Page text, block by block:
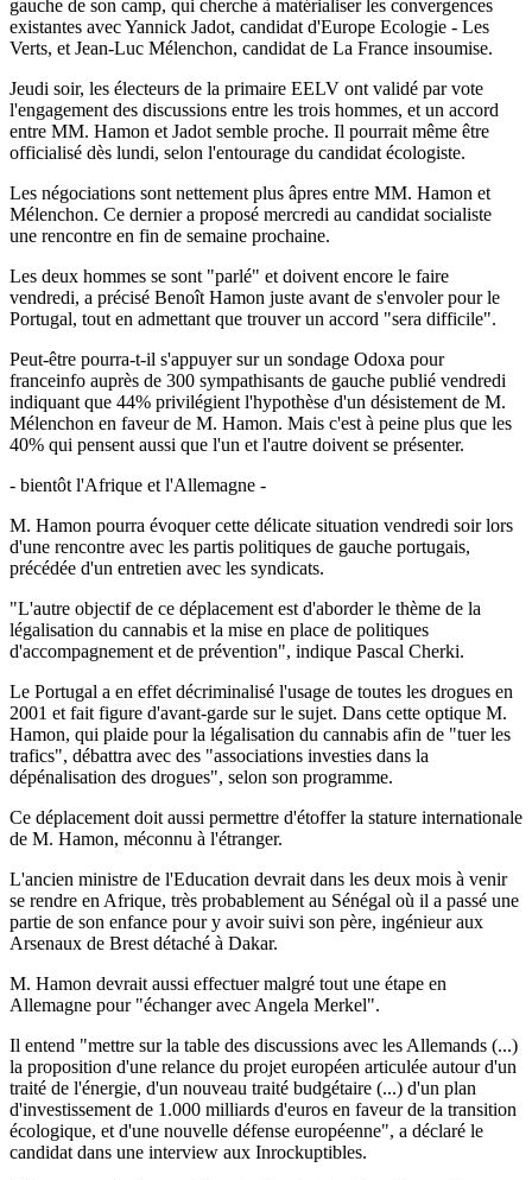
gauche de son camp, qui cherche à matérialiser les convergences
existantes avec Yannick Jadot, candidat d'Europe Ecologie - Les
Verts, et Jean-Luc Mélenchon, candidat de La France insoumise.
Jeudi soir, les électeurs de la primaire EELV ont validé par vote
l'engagement des discussions entre les trois hommes, et un accord
entre MM. Hamon et Jadot semble proche. Il pourrait même être
officialisé dès lundi, selon l'entourage du candidat écologiste.
Les négociations sont nettement plus âpres entre MM. Hamon et
Mélenchon. Ce dernier a proposé mercredi au candidat socialiste
une rencontre en fin de semaine prochaine.
Les deux hommes se sont "parlé" et doivent encore le faire
vendredi, a précisé Benoît Hamon juste avant de s'envoler pour le
Portugal, tout en admettant que trouver un accord "sera difficile".
Peut-être pourra-t-il s'appuyer sur un sondage Odoxa pour
franceinfo auprès de 300 sympathisants de gauche publié vendredi
indiquant que 44% privilégient l'hypothèse d'un désistement de M.
Mélenchon en faveur de M. Hamon. Mais c'est à peine plus que les
40% qui pensent aussi que l'un et l'autre doivent se présenter.
- bientôt l'Afrique et l'Allemagne -
M. Hamon pourra évoquer cette délicate situation vendredi soir lors
d'une rencontre avec les partis politiques de gauche portugais,
précédée d'un entretien avec les syndicats.
"L'autre objectif de ce déplacement est d'aborder le thème de la
légalisation du cannabis et la mise en place de politiques
d'accompagnement et de prévention", indique Pascal Cherki.
Le Portugal a en effet décriminalisé l'usage de toutes les drogues en
2001 et fait figure d'avant-garde sur le sujet. Dans cette optique M.
Hamon, qui plaide pour la légalisation du cannabis afin de "tuer les
trafics", débattra avec des "associations investies dans la
dépénalisation des drogues", selon son programme.
Ce déplacement doit aussi permettre d'étoffer la stature internationale
de M. Hamon, méconnu à l'étranger.
L'ancien ministre de l'Education devrait dans les deux mois à venir
se rendre en Afrique, très probablement au Sénégal où il a passé une
partie de son enfance pour y avoir suivi son père, ingénieur aux
Arsenaux de Brest détaché à Dakar.
M. Hamon devrait aussi effectuer malgré tout une étape en
Allemagne pour "échanger avec Angela Merkel".
Il entend "mettre sur la table des discussions avec les Allemands (...)
la proposition d'une relance du projet européen articulée autour d'un
traité de l'énergie, d'un nouveau traité budgétaire (...) d'un plan
d'investissement de 1.000 milliards d'euros en faveur de la transition
écologique, et d'une nouvelle défense européenne", a déclaré le
candidat dans une interview aux Inrockuptibles.